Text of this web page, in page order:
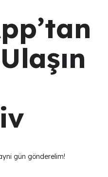
ayni gün gönderelim!